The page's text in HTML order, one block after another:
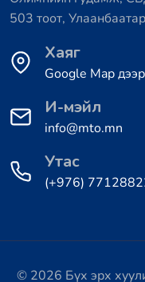
503 тоот,
Хаяг
Google Map
И-мэйл
info@mto.mn
Утас
(+976)
© 2026 Бүх эрх